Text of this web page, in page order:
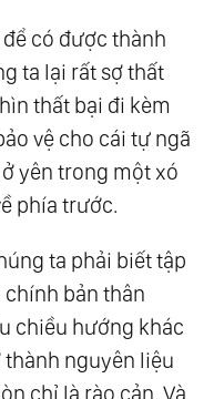
có được thành
ta lại rất sợ thất
thất bại đi kèm
vệ cho cái tự ngã
yên trong một xó
phía trước.
ta phải biết tập
bản thân
chiều hướng khác
thành nguyên liệu
chỉ là rào cản. Và